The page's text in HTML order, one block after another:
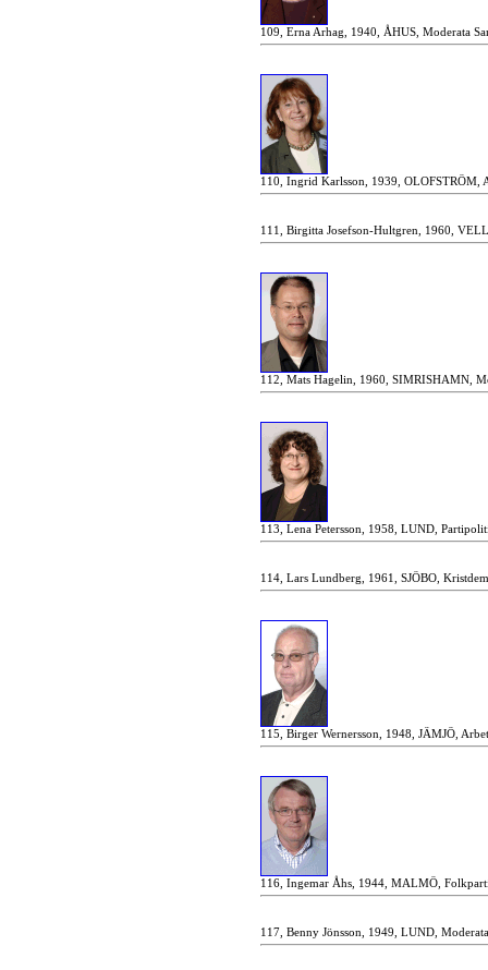
109, Erna Arhag, 1940, ÅHUS, Moderata
110, Ingrid Karlsson, 1939, OLOFSTRÖM,
111, Birgitta Josefson-Hultgren, 1960,
112, Mats Hagelin, 1960, SIMRISHAMN,
113, Lena Petersson, 1958, LUND,
114, Lars Lundberg, 1961, SJÖBO,
115, Birger Wernersson, 1948, JÄMJÖ,
116, Ingemar Åhs, 1944, MALMÖ,
117, Benny Jönsson, 1949, LUND,